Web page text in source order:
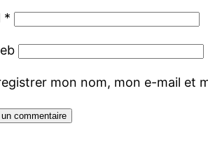
*
mon nom, mon e-mail et